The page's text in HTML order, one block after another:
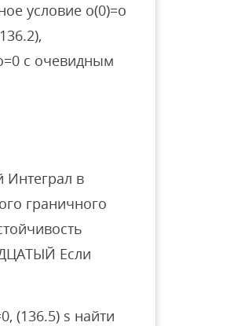
условие o(0)=o
с очевидным
Интеграл в
граничного
Если
(136.5) s найти